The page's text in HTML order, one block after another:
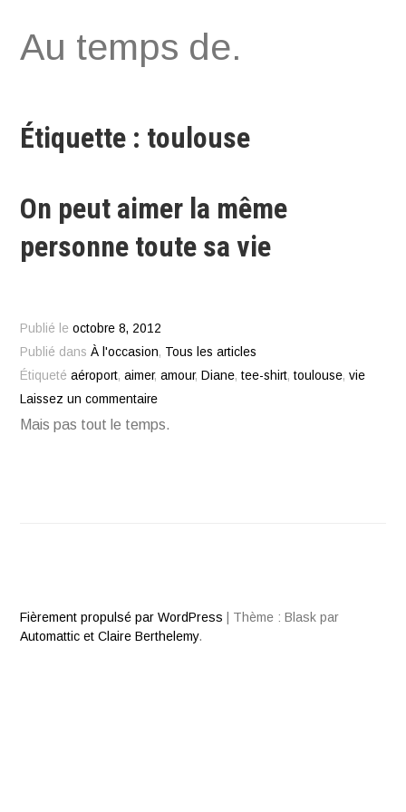
au
Au temps de.
Étiquette : toulouse
On peut aimer la même
personne toute sa vie
Publié leoctobre 8, 2012
Publié dansÀ l'occasion, Tous les articles
Étiquetéaéroport,aimer,amour, Diane,tee-shirt,toulouse,vie
Laissez un commentaire
Mais pas tout le temps.
Fièrement propulsé par WordPress
Thème : Blask par
Automattic et Claire Berthelemy.